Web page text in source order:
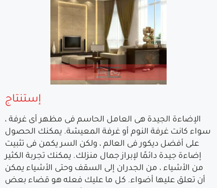
إستنتاج
الإضاءة الجيدة هى العامل الحاسم فى مظهر أى غرفة ،
سواء كانت غرفة النوم أو غرفة المعيشة. يمكنك الحصول
على أفضل ديكور فى العالم ، ولكن السر يكمن فى تثبيت
إضاءة جيدة دائمًا لإبراز جمال منزلك. يمكنك تجربة الكثير
من الأشياء ، من الجدران إلى السقف وحتى الأشياء يمكن
أن تعلق عليها أضواء. كل ما عليك فعله هو قضاء بعض